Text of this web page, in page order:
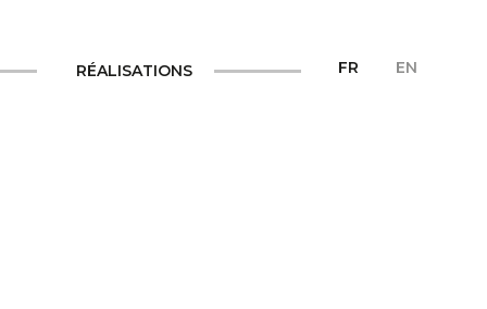
RÉALISATIONS FR EN